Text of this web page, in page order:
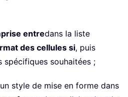
entredans la liste
des cellules si, puis
spécifiques souhaitées ;
style de mise en forme dans